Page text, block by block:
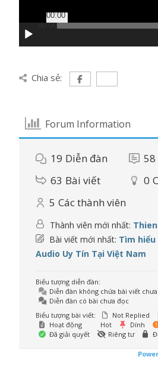
00:00
00:00
Chia sẻ:
Forum Information
19 Diễn đàn 58
63 Bài viết 0
5 Các thành viên
Thành viên mới nhất:
Bài viết mới nhất: Tìm hiểu
Audio Uy Tín Tại Việt Nam
Biểu tượng diễn đàn:
Diễn đàn không chứa bài viết
Diễn đàn có bài chưa đọc
Biểu tượng bài viết:
Not Replied
Hoạt động
Hot Dính
Đã giải quyết
Riêng tư